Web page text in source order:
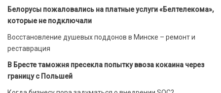
Белорусы пожаловались на платные услуги «Белтелекома»,
которые не подключали
Восстановление душевых поддонов в Минске – ремонт и
реставрация
В Бресте таможня пресекла попытку ввоза кокаина через
границу с Польшей